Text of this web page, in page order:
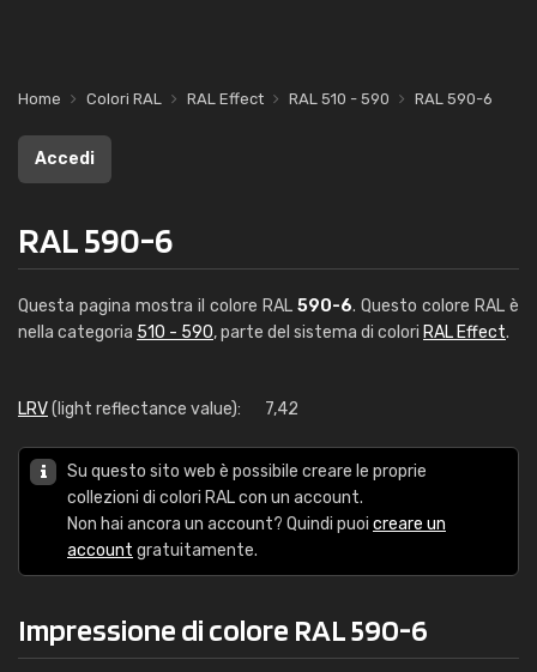
Home Colori RAL RAL Effect RAL 510 - 590 RAL 590-6
Accedi
RAL 590-6
Questa pagina mostra il colore RAL 590-6. Questo colore RAL è
nella categoria 510 - 590, parte del sistema di colori RAL Effect.
LRV(light reflectance value): 7,42
Su questo sito web è possibile creare le proprie
collezioni di colori RAL con un account.
Non hai ancora un account? Quindi puoi creare un
account gratuitamente.
Impressione di colore RAL 590-6